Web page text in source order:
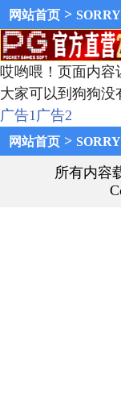
网站首页 >
哎哟喂！页面内容
大家可以到狗狗没
广告1广告2
网站首页 >
所有内容